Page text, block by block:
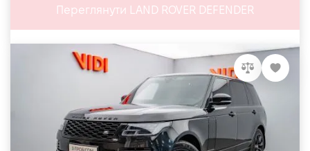
Переглянути LAND ROVER DEFENDER